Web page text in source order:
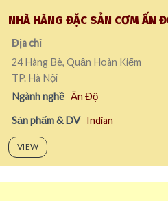
NHÀ HÀNG ĐẶC SẢN CƠM ẤN
Địa chỉ
24 Hàng Bè, Quận Hoàn Kiếm
TP. Hà Nội
Ngành nghề Ấn Độ
Sản phẩm & DV Indian
VIEW